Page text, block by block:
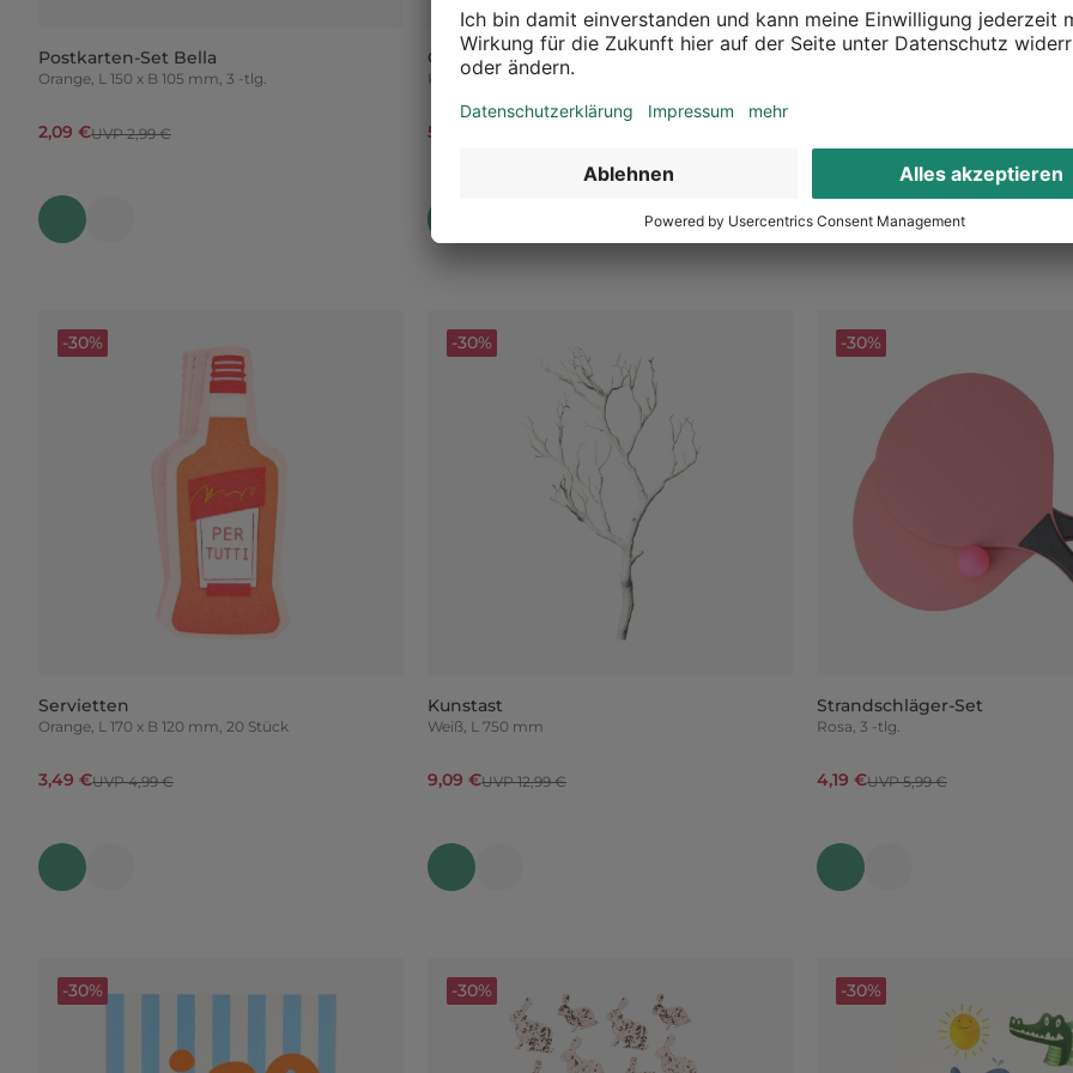
Postkarten-Set Bella
Orange, L 150 x B 105 mm, 3 -tlg.
2,09 €UVP 2,99 €
Glitzer-Schwimmring
Klar, 2 -tlg.
5,59 €
Seifenblasenkonzentrat
39,71 € / l
Servietten
Orange, L 170 x B 120 mm, 20 Stück
3,49 €UVP 4,99 €
-30%
Kunstast
Weiß, L 750 mm
9,09 €UVP 12,99 €
-30%
Strandschläger-Set
Rosa, 3 -tlg.
4,19 €UVP 5,99 €
-30%
-30% -30% -30%